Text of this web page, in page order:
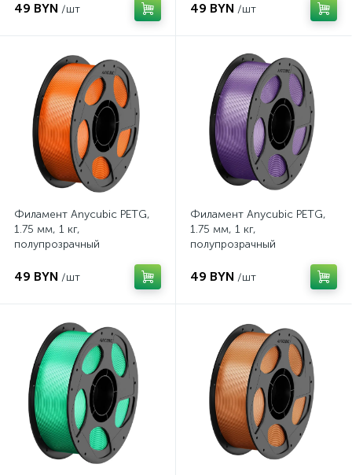
49 BYN /шт 49 BYN /шт
Филамент Anycubic PETG,
1.75 мм, 1 кг,
полупрозрачный
49 BYN /шт
Филамент Anycubic PETG,
1.75 мм, 1 кг,
полупрозрачный
49 BYN /шт